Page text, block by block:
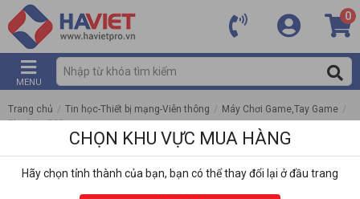
0
MENU
Trang chủ / Tin học-Thiết bị mạng-Viễn thông / Máy Chơi Game,Tay Game /
Phụ kiện PS5
CHỌN KHU VỰC MUA HÀNG
Hãy chọn tỉnh thành của bạn, bạn có thể thay đổi lại ở đầu trang